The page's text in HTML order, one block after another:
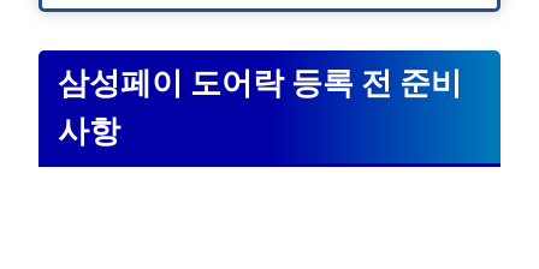
삼성페이 도어락 등록 전 준비
사항